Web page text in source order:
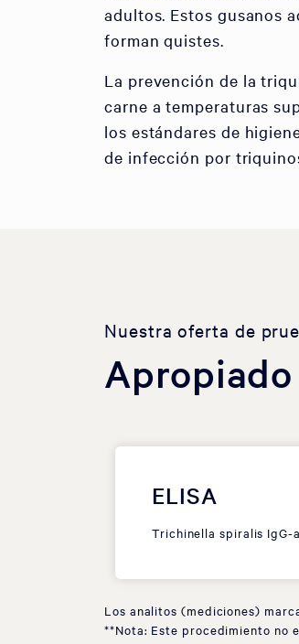
adultos. Estos gusanos
forman quistes.
La prevención de la
carne a temperaturas
los estándares de
de infección por
Nuestra oferta de
ELISA
Trichinella spiralis IgG-
Los analitos (mediciones)
**Nota: Este procedimiento no